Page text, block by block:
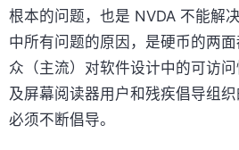
根本的问题，也是 NVDA 不能解
中所有问题的原因，是硬币的两
众（主流）对软件设计中的可访
及屏幕阅读器用户和残疾倡导组织
必须不断倡导。